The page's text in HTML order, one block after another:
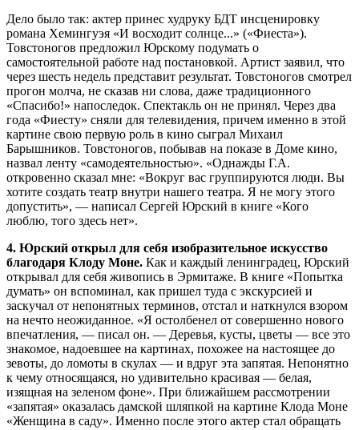
Дело было так: актер принес худруку БДТ инсценировку
романа Хемингуэя «И восходит солнце...» («Фиеста»).
Товстоногов предложил Юрскому подумать о
самостоятельной работе над постановкой. Артист заявил, что
через шесть недель представит результат. Товстоногов смотрел
прогон молча, не сказав ни слова, даже традиционного
«Спасибо!» напоследок. Спектакль он не принял. Через два
года «Фиесту» сняли для телевидения, причем именно в этой
картине свою первую роль в кино сыграл Михаил
Барышников. Товстоногов, побывав на показе в Доме кино,
назвал ленту «самодеятельностью». «Однажды Г.А.
откровенно сказал мне: «Вокруг вас группируются люди. Вы
хотите создать театр внутри нашего театра. Я не могу этого
допустить», — написал Сергей Юрский в книге «Кого
люблю, того здесь нет».
4. Юрский открыл для себя изобразительное искусство
благодаря Клоду Моне. Как и каждый ленинградец, Юрский
открывал для себя живопись в Эрмитаже. В книге «Попытка
думать» он вспоминал, как пришел туда с экскурсией и
заскучал от непонятных терминов, отстал и наткнулся взором
на нечто неожиданное. «Я остолбенел от совершенно нового
впечатления, — писал он. — Деревья, кусты, цветы — все это
знакомое, надоевшее на картинах, похожее на настоящее до
зевоты, до ломоты в скулах — и вдруг эта запятая. Непонятно
к чему относящаяся, но удивительно красивая — белая,
изящная на зеленом фоне». При ближайшем рассмотрении
«запятая» оказалась дамской шляпкой на картине Клода Моне
«Женщина в саду». Именно после этого актер стал обращать